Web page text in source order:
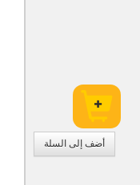
أضف إلى السلة